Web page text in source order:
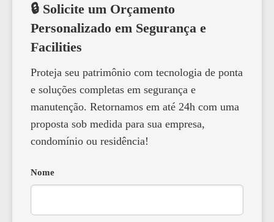
🔒 Solicite um Orçamento
Personalizado em Segurança e
Facilities
Proteja seu patrimônio com tecnologia de ponta
e soluções completas em segurança e
manutenção. Retornamos em até 24h com uma
proposta sob medida para sua empresa,
condomínio ou residência!
Nome